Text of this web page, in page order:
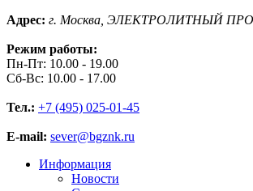
Адрес: г. Москва, ЭЛЕКТРОЛИТНЫЙ
Режим работы:
Пн-Пт: 10.00 - 19.00
Сб-Вс: 10.00 - 17.00
Тел.: +7 (495) 025-01-45
E-mail: sever@bgznk.ru
Информация
Новости